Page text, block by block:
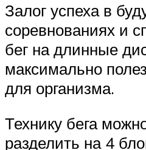
Залог успеха в
соревнованиях и
бег на длинные
максимально
для организма.
Технику бега
разделить на 4